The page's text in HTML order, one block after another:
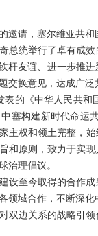
邀请，塞尔维亚共和
总统举行了卓有成
杆友谊、进一步推
交换意见，达成广泛
表的《中华人民共
塞构建新时代命运
主权和领土完整，
和原则，致力于实
治理倡议。
设至今取得的合作
领域合作，不断深
双边关系的战略引